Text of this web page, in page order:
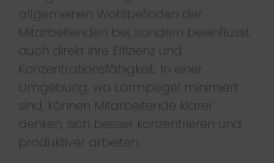
allgemeinen Wohlbefinden der
Mitarbeitenden bei, sondern beeinflusst
auch direkt ihre Effizienz und
Konzentrationsfähigkeit. In einer
Umgebung, wo Lärmpegel minimiert
sind, können Mitarbeitende klarer
denken, sich besser konzentrieren und
produktiver arbeiten.